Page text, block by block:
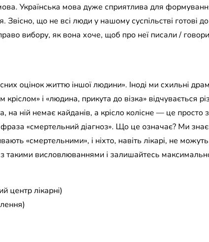
Українська мова дуже сприятлива для
Звісно, що не всі люди у нашому суспільстві готові
вибору, як вона хоче, щоб про неї писали /
оцінок життю іншої людини». Іноді ми схильні
і «людина, прикута до візка» відчувається
ній немає кайданів, а крісло колісне — це просто
«смертельний діагноз». Що це означає? Ми
«смертельними», і ніхто, навіть лікарі, не
такими висловлюваннями і залишайтесь
центр лікарні)